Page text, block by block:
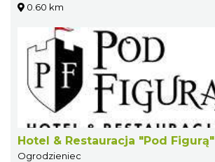
0.60 km
Hotel & Restauracja "Pod Figurą"
Ogrodzieniec